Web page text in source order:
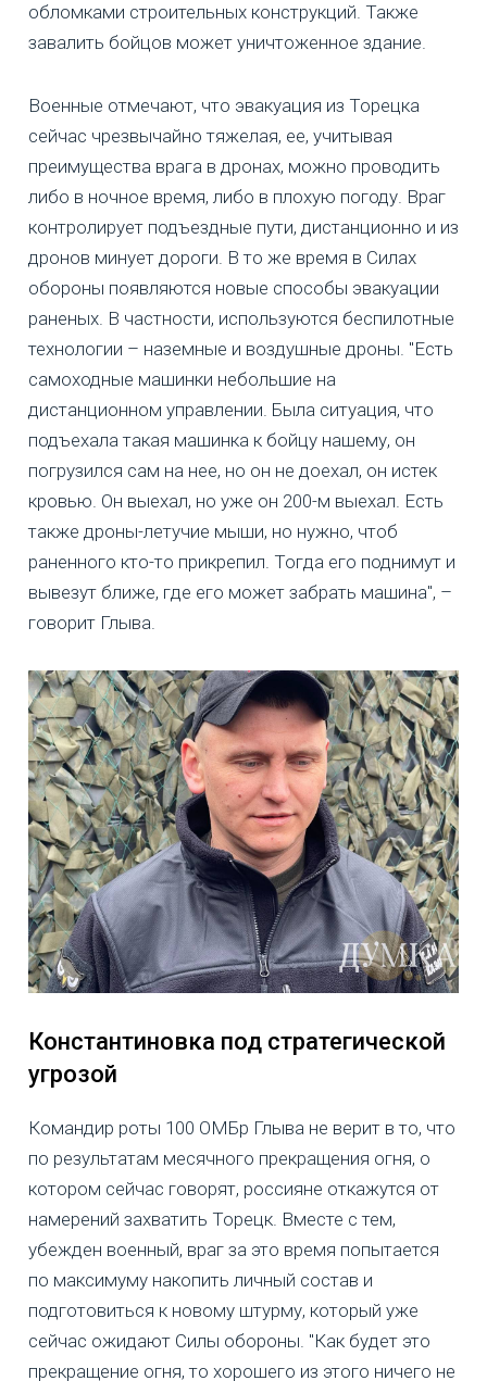
обломками строительных конструкций. Также
завалить бойцов может уничтоженное здание.
Военные отмечают, что эвакуация из Торецка
сейчас чрезвычайно тяжелая, ее, учитывая
преимущества врага в дронах, можно проводить
либо в ночное время, либо в плохую погоду. Враг
контролирует подъездные пути, дистанционно и из
дронов минует дороги. В то же время в Силах
обороны появляются новые способы эвакуации
раненых. В частности, используются беспилотные
технологии – наземные и воздушные дроны. "Есть
самоходные машинки небольшие на
дистанционном управлении. Была ситуация, что
подъехала такая машинка к бойцу нашему, он
погрузился сам на нее, но он не доехал, он истек
кровью. Он выехал, но уже он 200-м выехал. Есть
также дроны-летучие мыши, но нужно, чтоб
раненного кто-то прикрепил. Тогда его поднимут и
вывезут ближе, где его может забрать машина", –
говорит Глыва.
Константиновка под стратегической
угрозой
Командир роты 100 ОМБр Глыва не верит в то, что
по результатам месячного прекращения огня, о
котором сейчас говорят, россияне откажутся от
намерений захватить Торецк. Вместе с тем,
убежден военный, враг за это время попытается
по максимуму накопить личный состав и
подготовиться к новому штурму, который уже
сейчас ожидают Силы обороны. "Как будет это
прекращение огня, то хорошего из этого ничего не